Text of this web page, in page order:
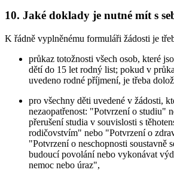
10. Jaké doklady je nutné mít s
K řádně vyplněnému formuláři žádosti je
průkaz totožnosti všech osob, které
dětí do 15 let rodný list; pokud v
uvedeno rodné příjmení, je třeba
pro všechny děti uvedené v žádosti,
nezaopatřenost: "Potvrzení o studiu"
přerušení studia v souvislosti s
rodičovstvím" nebo "Potvrzení o
"Potvrzení o neschopnosti soustavně
budoucí povolání nebo vykonávat
nemoc nebo úraz",